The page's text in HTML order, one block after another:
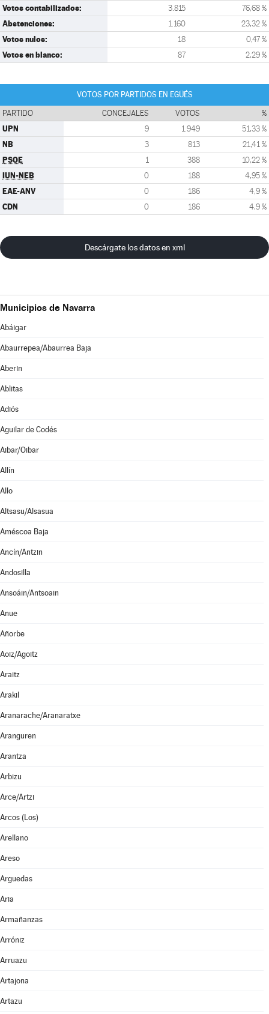
Votos contabilizados: 3.815 76,68 %
Abstenciones: 1.160 23,32 %
Votos nulos: 18 0,47 %
Votos en blanco: 87 2,29 %
VOTOS POR PARTIDOS EN EGÜÉS
PARTIDO CONCEJALES VOTOS %
UPN 9 1.949 51,33 %
NB 3 813 21,41 %
PSOE 1 388 10,22 %
IUN-NEB 0 188 4,95 %
EAE-ANV 0 186 4,9 %
CDN 0 186 4,9 %
Descárgate los datos en xml
Municipios de Navarra
Abáigar
Abaurrepea/Abaurrea Baja
Aberin
Ablitas
Adiós
Aguilar de Codés
Aibar/Oibar
Allín
Allo
Altsasu/Alsasua
Améscoa Baja
Ancín/Antzin
Andosilla
Ansoáin/Antsoain
Anue
Añorbe
Aoiz/Agoitz
Araitz
Arakil
Aranarache/Aranaratxe
Aranguren
Arantza
Arbizu
Arce/Artzi
Arcos (Los)
Arellano
Areso
Arguedas
Aria
Armañanzas
Arróniz
Arruazu
Artajona
Artazu